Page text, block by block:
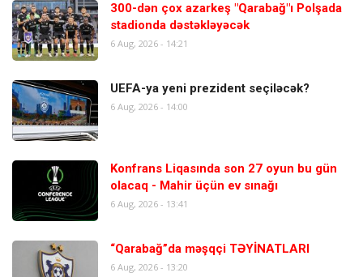
300-dən çox azarkeş "Qarabağ"ı Polşada
stadionda dəstəkləyəcək
6 Aug, 2026 - 14:21
UEFA-ya yeni prezident seçiləcək?
6 Aug, 2026 - 14:00
Konfrans Liqasında son 27 oyun bu gün
olacaq - Mahir üçün ev sınağı
6 Aug, 2026 - 13:41
“Qarabağ”da məşqçi TƏYİNATLARI
6 Aug, 2026 - 13:20